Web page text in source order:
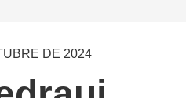
DE 2024